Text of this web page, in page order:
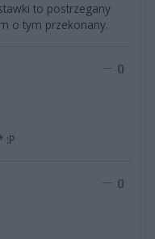
to postrzegany
o tym przekonany.
0
:P
0